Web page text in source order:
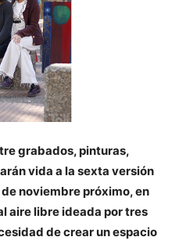
grabados, pinturas,
vida a la sexta versión
noviembre próximo, en
aire libre ideada por tres
de crear un espacio